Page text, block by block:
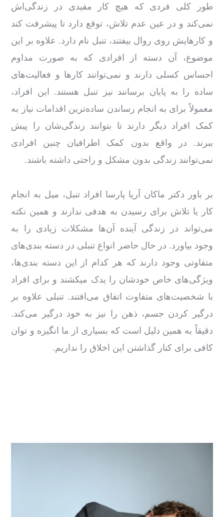
طور کلی فردی که هیچ کار مفیدی در زندگی‌اش
نمی‌کند و در عین عدم تلاش، توقع دارد تا پیشرفت کند
و کارهایش روی روال بیفتند، تنبل نام دارد. علاوه‌ بر این
موضوع، آن دسته از افرادی که به‌ صورت مداوم
احساس کسلی دارند و نمی‌توانند کارها و فعالیت‌های
ساده را به پایان برسانند نیز تنبل هستند. این افراد،
معمولاً برای به انجام رساندن ساده‌ترین اقدامات نیاز به
کمک افراد دیگر دارند تا بتوانند زندگی‌شان را پیش
ببرند. در واقع بدون کمک اطرافیان چنین افرادی
نمی‌توانند زندگی بدون مشکل و راحتی داشته باشند.
بر باور دکتر ماکان آریا پارسا افراد تنبل، میل به انجام
کار یا تلاش برای رسیدن به هدفی ندارند و همین نکته
می‌تواند در زندگی آینده آن‌ها مشکلات زیادی را به
وجود بیاورد. در حال حاضر انواع تنبلی در دسته بندی‌های
متفاوتی وجود دارند که هر کدام از این دسته بندی‌ها،
ویژگی‌های خاص خودشان را یدک میکشند و برای افراد
با شخصیت‌های متفاوت اتفاق می‌افتند. تنبلی علاوه ‌بر
درگیر کردن جسم، ذهن را نیز به خود درگیر می‌کند‌.
دقیقاً به‌ همین دلیل است که بسیاری از ما انگیزه و توان
کافی برای کنار گذاشتن این اخلاق را نداریم.